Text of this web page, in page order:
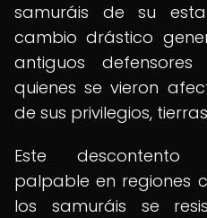
samuráis de su
cambio drástico
antiguos
quienes se vieron
de sus privilegios,
Este descontento
palpable en regiones
los samuráis se